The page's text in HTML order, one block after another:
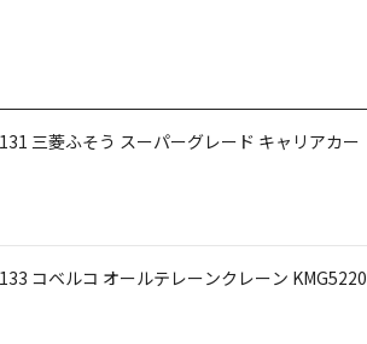
三菱ふそう スーパーグレード キャリアカー
コベルコ オールテレーンクレーン KMG5220